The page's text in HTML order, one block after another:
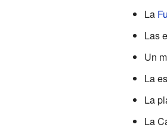
La
Las
Un
La
La
La